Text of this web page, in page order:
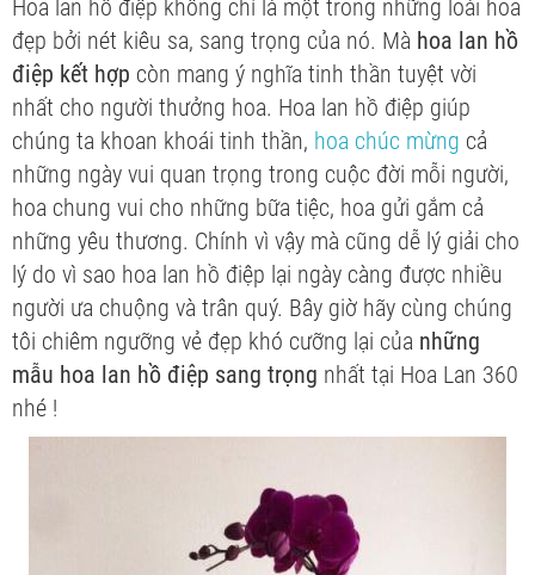
Hoa lan hồ điệp không chỉ là một trong những loài hoa
đẹp bởi nét kiêu sa, sang trọng của nó. Mà hoa lan hồ
điệp kết hợp còn mang ý nghĩa tinh thần tuyệt vời
nhất cho người thưởng hoa. Hoa lan hồ điệp giúp
chúng ta khoan khoái tinh thần, hoa chúc mừng cả
những ngày vui quan trọng trong cuộc đời mỗi người,
hoa chung vui cho những bữa tiệc, hoa gửi gắm cả
những yêu thương. Chính vì vậy mà cũng dễ lý giải cho
lý do vì sao hoa lan hồ điệp lại ngày càng được nhiều
người ưa chuộng và trân quý. Bây giờ hãy cùng chúng
tôi chiêm ngưỡng vẻ đẹp khó cưỡng lại của những
mẫu hoa lan hồ điệp sang trọng nhất tại Hoa Lan 360
nhé !